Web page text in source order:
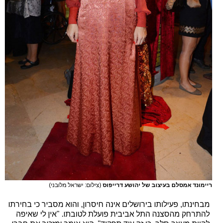
ריימונד אמסלם בעיצוב של יהושע דרייפוס (צילום: ישראל מלובני)
מבחינתו, פעילותו בירושלים אינה חיסרון, והוא מסביר כי בחירתו
להתרחק מהסצנה התל אביבית פועלת לטובתו. "אין לי שאיפה